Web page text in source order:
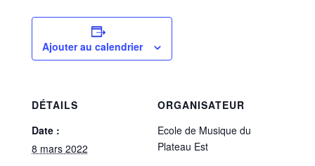
Ajouter au calendrier
DÉTAILS
Date :
8 mars 2022
ORGANISATEUR
Ecole de Musique du
Plateau Est